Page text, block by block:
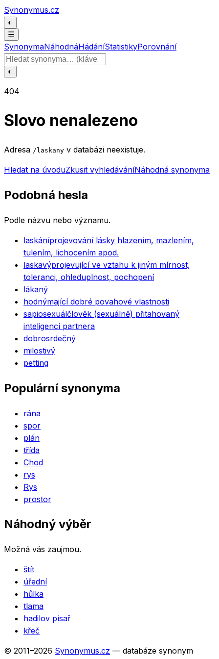
Přeskočit na obsah
Synonymus.cz
◐
☰
SynonymaNáhodnáHádáníStatistikyPorovnání
Hledat slovo
◐
404
Slovo nenalezeno
Adresa /laskany v databázi neexistuje.
Hledat na úvoduZkusit vyhledáváníNáhodná synonyma
Podobná hesla
Podle názvu nebo významu.
laskáníprojevování lásky hlazením, mazlením,
tulením, lichocením apod.
laskavýprojevující ve vztahu k jiným mírnost,
toleranci, ohleduplnost, pochopení
lákaný
hodnýmající dobré povahové vlastnosti
sapiosexuálčlověk (sexuálně) přitahovaný
inteligencí partnera
dobrosrdečný
milostivý
petting
Populární synonyma
rána
spor
plán
třída
Chod
rys
Rys
prostor
Náhodný výběr
Možná vás zaujmou.
štít
úřední
hůlka
tlama
hadilov písař
křeč
© 2011–2026 Synonymus.cz — databáze synonym